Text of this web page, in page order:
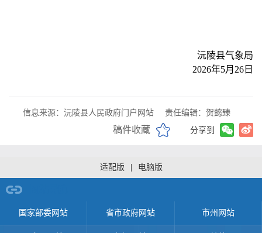
沅陵县气象局
2026年5月26日
信息来源：沅陵县人民政府门户网站 责任编辑：贺懿臻
稿件收藏 分享到
适配版 电脑版
国家部委网站 省市政府网站 市州网站